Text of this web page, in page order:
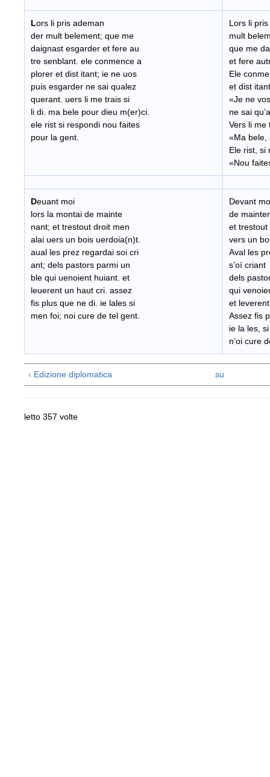
Lors li pris ademan
der mult belement; que me
daignast esgarder et fere au
tre senblant. ele conmence a
plorer et dist itant; ie ne uos
puis esgarder ne sai qualez
querant. uers li me trais si
li di. ma bele pour dieu m(er)ci.
ele rist si respondi nou faites
pour la gent.
Lors li
mult
que me
et fere
Ele
et dist
«Je ne
ne sai
Vers li me
«Ma bele,
Ele rist, si
«Nou
Deuant moi
lors la montai de mainte
nant; et trestout droit men
alai uers un bois uerdoia(n)t.
aual les prez regardai soi cri
ant; dels pastors parmi un
ble qui uenoient huiant. et
leuerent un haut cri. assez
fis plus que ne di. ie lales si
men foi; noi cure de tel gent.
Devant
de
et trestout
vers un
Aval les
s’oï criant
dels
qui
et
Assez fis
ie la les,
n’oi cure
‹ Edizione diplomatica su
letto 357 volte